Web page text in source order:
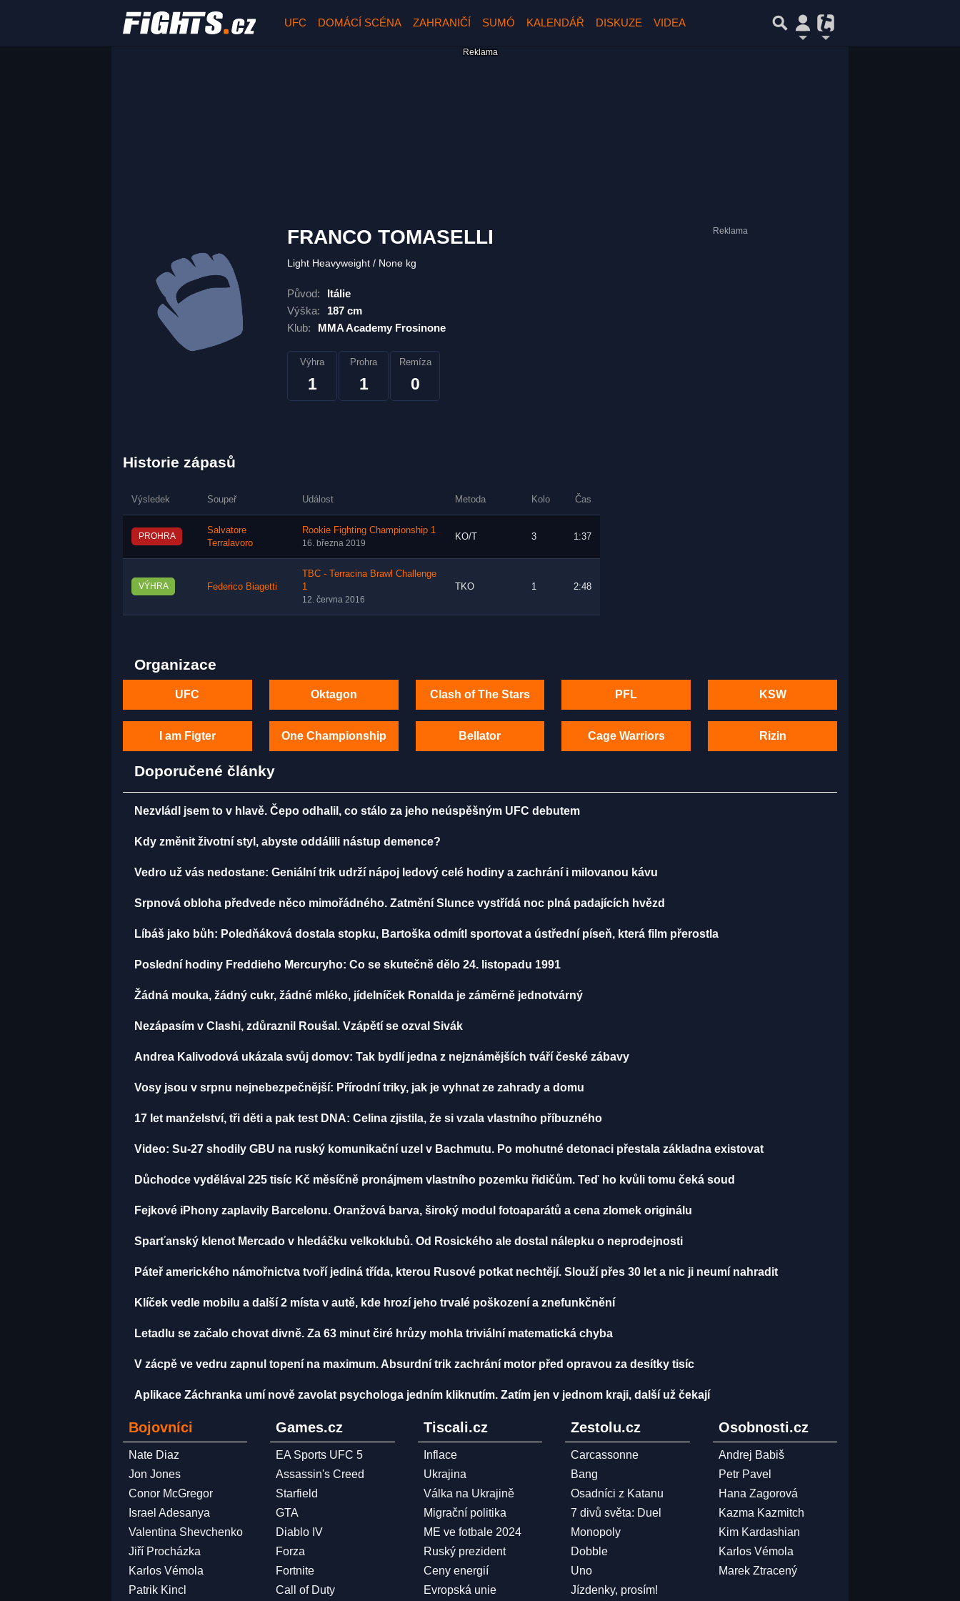
UFC DOMÁCÍ SCÉNA ZAHRANIČÍ SUMÓ KALENDÁŘ DISKUZE VIDEA
FRANCO TOMASELLI
Light Heavyweight None kg
Původ:
Itálie
Výška:
187 cm
Klub:
MMA Academy Frosinone
Výhra
1
Prohra
1
Remíza
0
Historie zápasů
Výsledek Soupeř Událost Metoda Kolo Čas
PROHRA
Salvatore
Terralavoro
Rookie Fighting Championship 1
16. března 2019
KO/T 3 1:37
VÝHRA Federico Biagetti
TBC - Terracina Brawl Challenge
1
12. června 2016
TKO 1 2:48
Organizace
UFC Oktagon Clash of The Stars PFL KSW
I am Figter One Championship Bellator Cage Warriors Rizin
Doporučené články
Nezvládl jsem to v hlavě. Čepo odhalil, co stálo za jeho neúspěšným UFC debutem
Kdy změnit životní styl, abyste oddálili nástup demence?
Vedro už vás nedostane: Geniální trik udrží nápoj ledový celé hodiny a zachrání i milovanou kávu
Srpnová obloha předvede něco mimořádného. Zatmění Slunce vystřídá noc plná padajících hvězd
Líbáš jako bůh: Poledňáková dostala stopku, Bartoška odmítl sportovat a ústřední píseň, která film přerostla
Poslední hodiny Freddieho Mercuryho: Co se skutečně dělo 24. listopadu 1991
Žádná mouka, žádný cukr, žádné mléko, jídelníček Ronalda je záměrně jednotvárný
Nezápasím v Clashi, zdůraznil Roušal. Vzápětí se ozval Sivák
Andrea Kalivodová ukázala svůj domov: Tak bydlí jedna z nejznámějších tváří české zábavy
Vosy jsou v srpnu nejnebezpečnější: Přírodní triky, jak je vyhnat ze zahrady a domu
17 let manželství, tři děti a pak test DNA: Celina zjistila, že si vzala vlastního příbuzného
Video: Su-27 shodily GBU na ruský komunikační uzel v Bachmutu. Po mohutné detonaci přestala základna existovat
Důchodce vydělával 225 tisíc Kč měsíčně pronájmem vlastního pozemku řidičům. Teď ho kvůli tomu čeká soud
Fejkové iPhony zaplavily Barcelonu. Oranžová barva, široký modul fotoaparátů a cena zlomek originálu
Sparťanský klenot Mercado v hledáčku velkoklubů. Od Rosického ale dostal nálepku o neprodejnosti
Páteř amerického námořnictva tvoří jediná třída, kterou Rusové potkat nechtějí. Slouží přes 30 let a nic ji neumí nahradit
Klíček vedle mobilu a další 2 místa v autě, kde hrozí jeho trvalé poškození a znefunkčnění
Letadlu se začalo chovat divně. Za 63 minut čiré hrůzy mohla triviální matematická chyba
V zácpě ve vedru zapnul topení na maximum. Absurdní trik zachrání motor před opravou za desítky tisíc
Aplikace Záchranka umí nově zavolat psychologa jedním kliknutím. Zatím jen v jednom kraji, další už čekají
Bojovníci
Nate Diaz
Jon Jones
Conor McGregor
Israel Adesanya
Valentina Shevchenko
Jiří Procházka
Karlos Vémola
Patrik Kincl
Games.cz
EA Sports UFC 5
Assassin's Creed
Starfield
GTA
Diablo IV
Forza
Fortnite
Call of Duty
Tiscali.cz
Inflace
Ukrajina
Válka na Ukrajině
Migrační politika
ME ve fotbale 2024
Ruský prezident
Ceny energií
Evropská unie
Zestolu.cz
Carcassonne
Bang
Osadníci z Katanu
7 divů světa: Duel
Monopoly
Dobble
Uno
Jízdenky, prosím!
Osobnosti.cz
Andrej Babiš
Petr Pavel
Hana Zagorová
Kazma Kazmitch
Kim Kardashian
Karlos Vémola
Marek Ztracený